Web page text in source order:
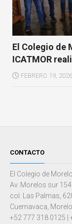
El Colegio de
ICATMOR
FEBRERO 19, 2026
CONTACTO
El Colegio de
Av. Morelos sur
col. Las Palmas,
Cuernavaca,
+52 777 318 0125 |